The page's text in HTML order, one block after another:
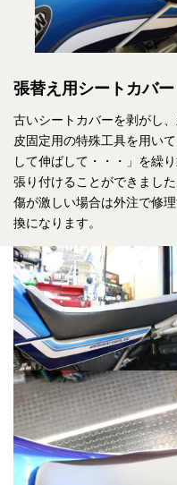
張替え用シートカバー
古いシートカバーを剥がし
皮固定用の特殊工具を用い
して伸ばして・・・」を繰
張り付けることができまし
傷が激しい場合は外注で修
換になります。